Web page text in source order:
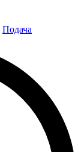
Подача